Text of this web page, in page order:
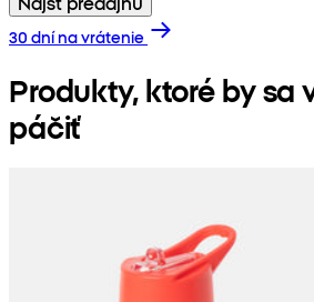
30 dní na vrátenie
Produkty, ktoré by sa
páčiť